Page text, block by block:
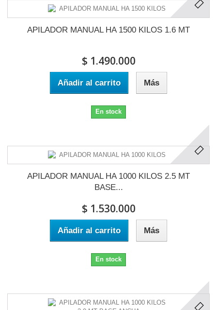
APILADOR MANUAL HA 1500 KILOS 1.6 MT
$ 1.490.000
Añadir al carrito Más
En stock
APILADOR MANUAL HA 1000 KILOS 2.5 MT
BASE...
$ 1.530.000
Añadir al carrito Más
En stock